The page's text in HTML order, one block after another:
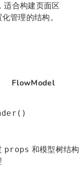
适合构建页面区
管理的结构。
FlowModel
props 和模型树结构